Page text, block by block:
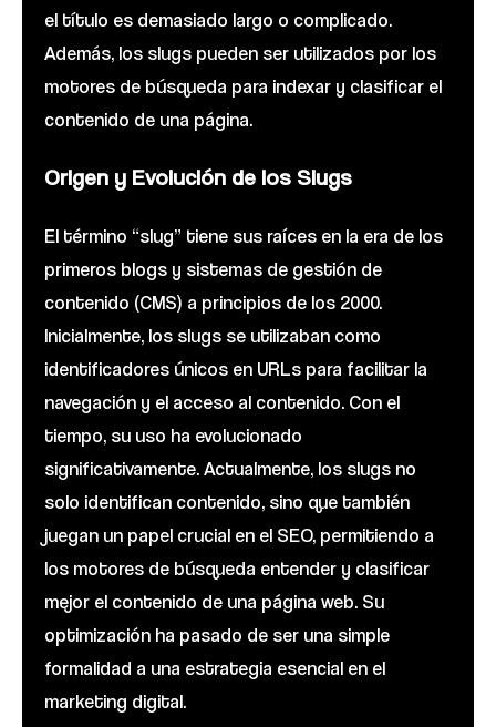
el título es demasiado largo o complicado.
Además, los slugs pueden ser utilizados por los
motores de búsqueda para indexar y clasificar el
contenido de una página.
Origen y Evolución de los Slugs
El término “slug” tiene sus raíces en la era de los
primeros blogs y sistemas de gestión de
contenido (CMS) a principios de los 2000.
Inicialmente, los slugs se utilizaban como
identificadores únicos en URLs para facilitar la
navegación y el acceso al contenido. Con el
tiempo, su uso ha evolucionado
significativamente. Actualmente, los slugs no
solo identifican contenido, sino que también
juegan un papel crucial en el SEO, permitiendo a
los motores de búsqueda entender y clasificar
mejor el contenido de una página web. Su
optimización ha pasado de ser una simple
formalidad a una estrategia esencial en el
marketing digital.